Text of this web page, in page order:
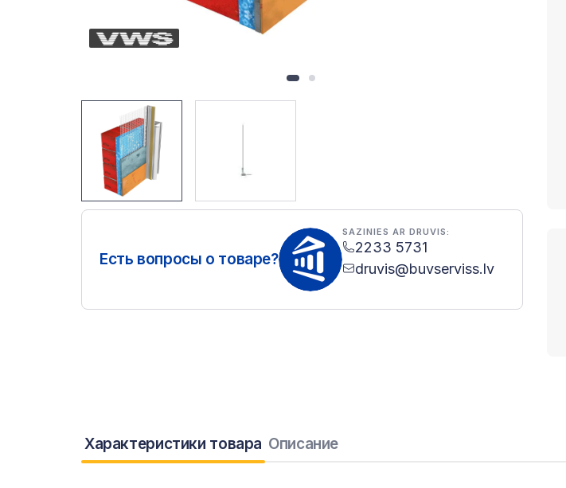
Есть вопросы о товаре?
SAZINIES AR DRUVIS:
2233 5731
druvis@buvserviss.lv
Характеристики товара Описание